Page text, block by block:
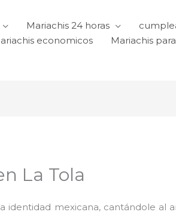
Mariachis 24 horas
economicos Mariachis
La Tola
mexicana, cantándole al